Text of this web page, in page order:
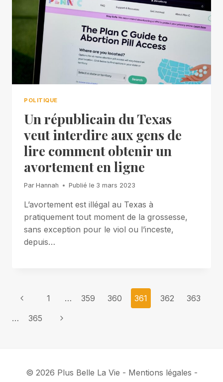
POLITIQUE
Un républicain du Texas
veut interdire aux gens de
lire comment obtenir un
avortement en ligne
Par Hannah Publié le 3 mars 2023
L’avortement est illégal au Texas à
pratiquement tout moment de la grossesse,
sans exception pour le viol ou l’inceste,
depuis…
Page
navigation
Previous
Page
1 … 359 360 361 362
363
…
365
Next
© 2026 Plus Belle La Vie - Mentions légales -